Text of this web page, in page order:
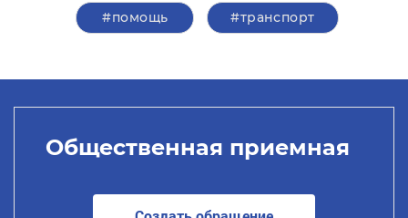
#помощь #транспорт
Общественная приемная